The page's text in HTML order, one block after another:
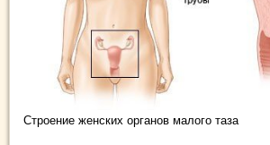
Строение женских органов малого таза